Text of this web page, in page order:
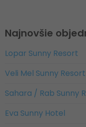
Najnovšie
Lopar Sunny Resort
Veli Mel Sunny Resort
Sahara / Rab Sunny
Eva Sunny Hotel